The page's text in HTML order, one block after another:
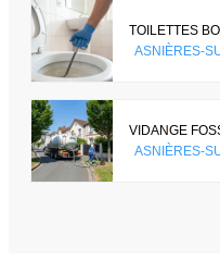
TOILETTES
ASNIÈRES-
VIDANGE
ASNIÈRES-